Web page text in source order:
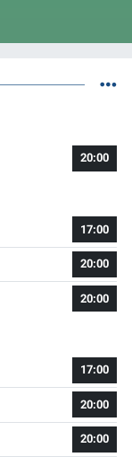
20:00
17:00
20:00
20:00
17:00
20:00
20:00